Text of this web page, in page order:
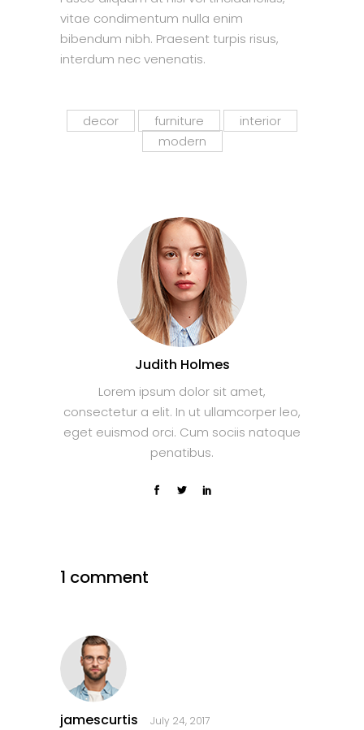
vitae condimentum nulla enim
bibendum nibh. Praesent turpis risus,
interdum nec venenatis.
decor furniture
interior
modern
Judith Holmes
Lorem ipsum dolor sit amet,
consectetur a elit. In ut ullamcorper leo,
eget euismod orci. Cum sociis natoque
penatibus.
1 comment
jamescurtis July 24, 2017